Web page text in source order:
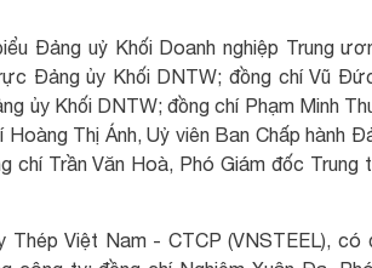
Đảng uỷ Khối Doanh nghiệp Trung
Đảng ủy Khối DNTW; đồng chí Vũ
ủy Khối DNTW; đồng chí Phạm Minh
Thị Ánh, Uỷ viên Ban Chấp hành
chí Trần Văn Hoà, Phó Giám đốc
Thép Việt Nam - CTCP (VNSTEEL),